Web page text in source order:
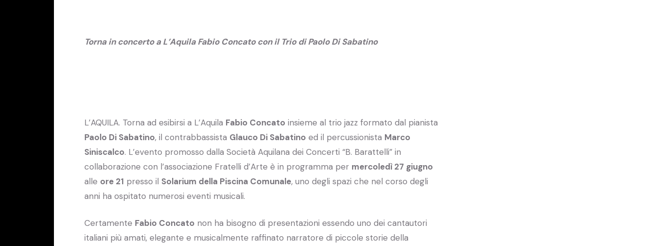
Torna in concerto a L’Aquila Fabio Concato con il Trio di Paolo Di Sabatino
L’AQUILA. Torna ad esibirsi a L’Aquila Fabio Concato insieme al trio jazz formato dal pianista
Paolo Di Sabatino, il contrabbassista Glauco Di Sabatino ed il percussionista Marco
Siniscalco. L’evento promosso dalla Società Aquilana dei Concerti “B. Barattelli” in
collaborazione con l’associazione Fratelli d’Arte è in programma per mercoledì 27 giugno
alle ore 21 presso il Solarium della Piscina Comunale, uno degli spazi che nel corso degli
anni ha ospitato numerosi eventi musicali.
Certamente Fabio Concato non ha bisogno di presentazioni essendo uno dei cantautori
italiani più amati, elegante e musicalmente raffinato narratore di piccole storie della